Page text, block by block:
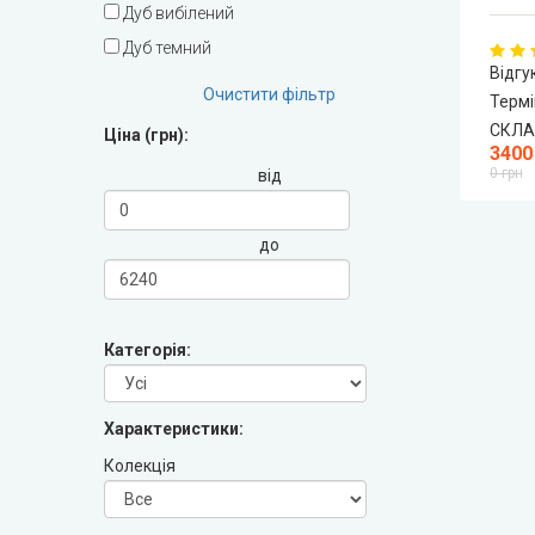
DOORIS (Доріс)
BRAMA (Брама)
OMEGA (Омега)
MSDoors (МСДорс)
KFD (КФД)
LUXDOORS (ЛюксДорс)
Portalino Doors (Порталіно)
Rezult
Дуб вибілений
Дуб темний
Очистити фільтр
Ціна (грн):
від
до
Категорія:
Характеристики:
Колекція
0 грн